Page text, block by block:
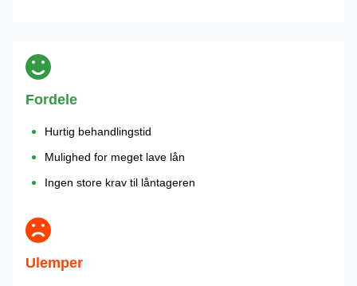
Fordele
Hurtig behandlingstid
Mulighed for meget lave lån
Ingen store krav til låntageren
Ulemper